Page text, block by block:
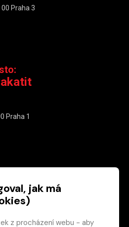
Praha 3
Praha 1
jak má
z procházení webu - aby